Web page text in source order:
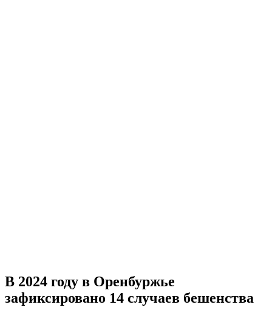
В 2024 году в Оренбуржье
зафиксировано 14 случаев бешенства